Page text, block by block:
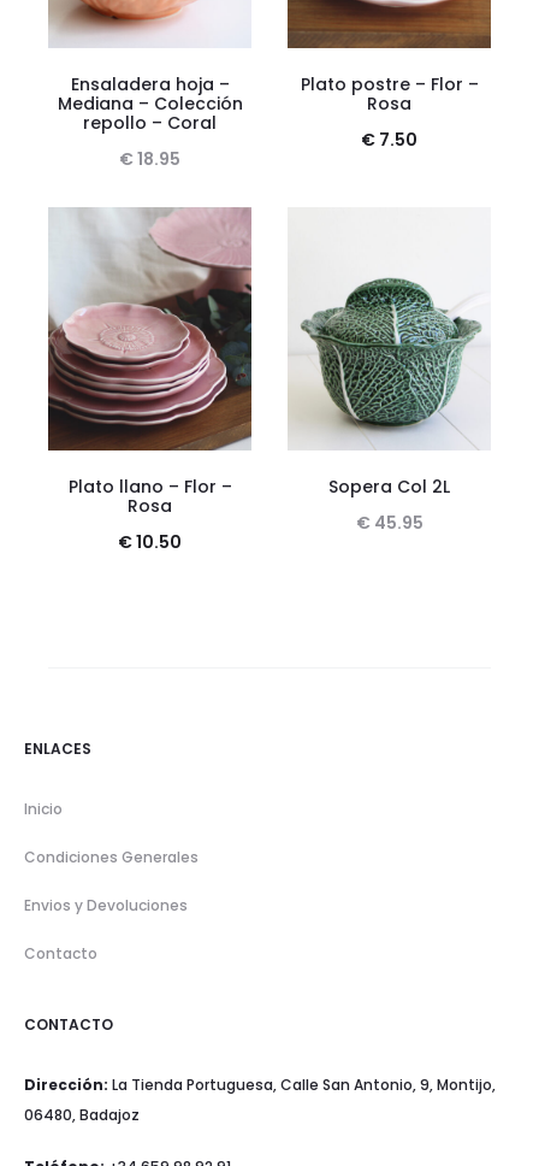
Ensaladera hoja –
Mediana – Colección
repollo – Coral
€ 18.95
Plato postre – Flor –
Rosa
€ 7.50
Plato llano – Flor –
Rosa
€10.50
Sopera Col 2L
€ 45.95
ENLACES
Inicio
Condiciones Generales
Envios y Devoluciones
Contacto
CONTACTO
Dirección: La Tienda Portuguesa, Calle San Antonio, 9, Montijo,
06480, Badajoz